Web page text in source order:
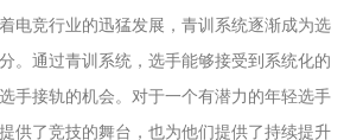
电竞行业的迅猛发展，青训系统逐渐成为选
。通过青训系统，选手能够接受到系统化的
手接轨的机会。对于一个有潜力的年轻选手
供了竞技的舞台，也为他们提供了持续提升